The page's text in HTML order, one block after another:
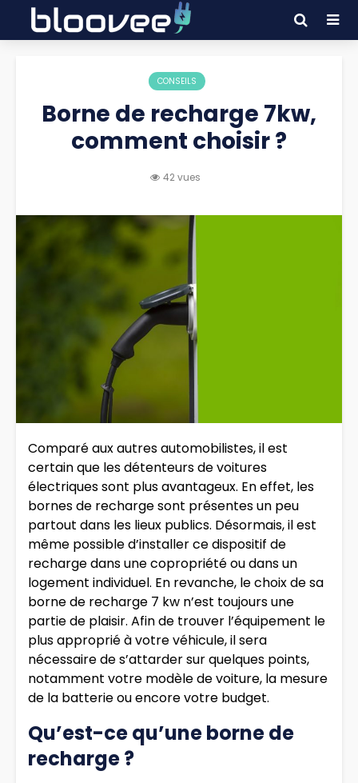
CONSEILS
Borne de recharge 7kw,
comment choisir ?
42 vues
Comparé aux autres automobilistes, il est
certain que les détenteurs de voitures
électriques sont plus avantageux. En effet, les
bornes de recharge sont présentes un peu
partout dans les lieux publics. Désormais, il est
même possible d’installer ce dispositif de
recharge dans une copropriété ou dans un
logement individuel. En revanche, le choix de sa
borne de recharge 7 kw n’est toujours une
partie de plaisir. Afin de trouver l’équipement le
plus approprié à votre véhicule, il sera
nécessaire de s’attarder sur quelques points,
notamment votre modèle de voiture, la mesure
de la batterie ou encore votre budget.
Qu’est-ce qu’une borne de
recharge ?